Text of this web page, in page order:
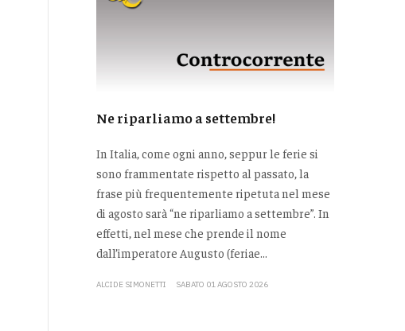
Ne riparliamo a settembre!
In Italia, come ogni anno, seppur le ferie si
sono frammentate rispetto al passato, la
frase più frequentemente ripetuta nel mese
di agosto sarà “ne riparliamo a settembre”. In
effetti, nel mese che prende il nome
dall’imperatore Augusto (feriae...
ALCIDE SIMONETTI SABATO 01 AGOSTO 2026